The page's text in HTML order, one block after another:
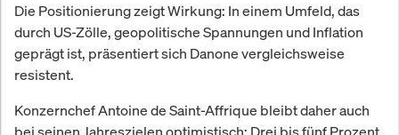
Die Positionierung zeigt Wirkung: In einem Umfeld, das
durch US-Zölle, geopolitische Spannungen und Inflation
geprägt ist, präsentiert sich Danone vergleichsweise
resistent.
Konzernchef Antoine de Saint-Affrique bleibt daher auch